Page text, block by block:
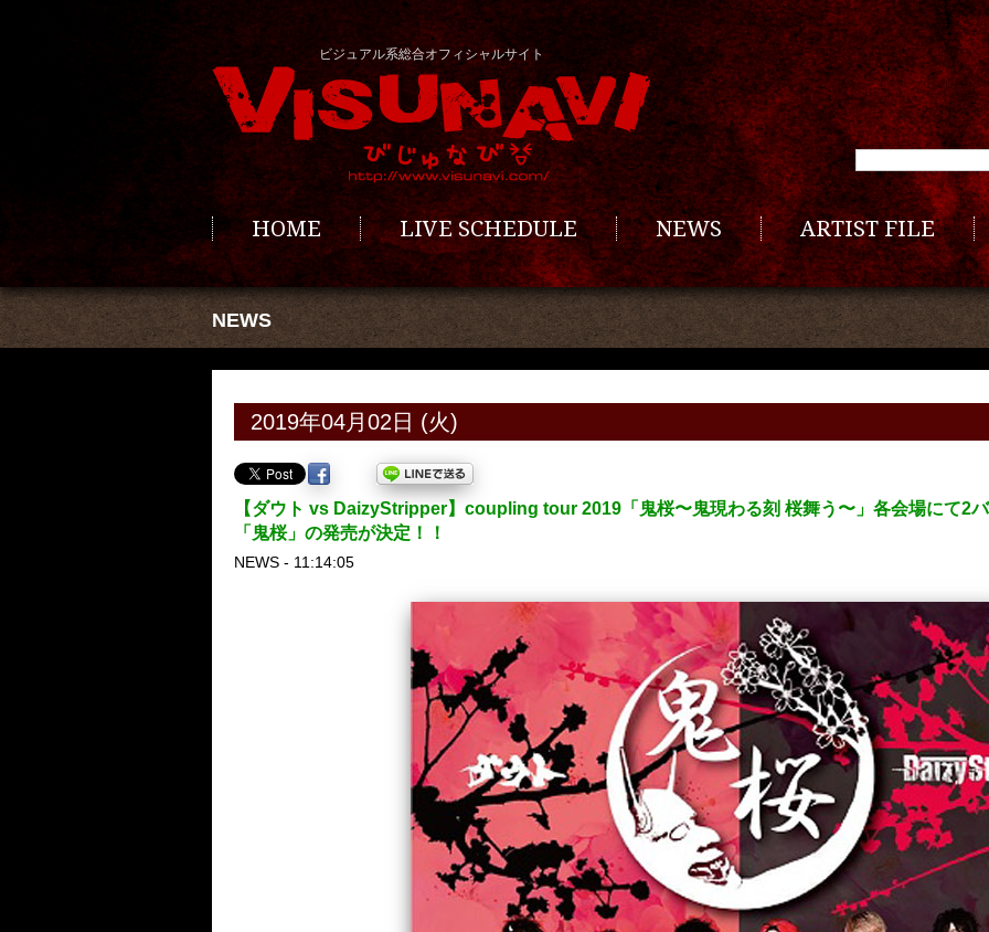
ビジュアル系総合オフィシャルサイト
HOME LIVE SCHEDULE NEWS ARTIST FILE
NEWS
2019年04月02日 (火)
【ダウト vs DaizyStripper】coupling tour 2019「鬼桜〜鬼現わる刻 桜舞う〜」各会場にて2
「鬼桜」の発売が決定！！
NEWS - 11:14:05